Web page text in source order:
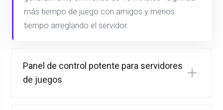
más tiempo de juego con amigos y menos
tiempo arreglando el servidor.
Panel de control potente para servidores
de juegos